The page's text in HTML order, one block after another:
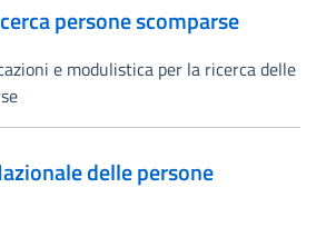
persone scomparse
e modulistica per la ricerca delle
delle persone